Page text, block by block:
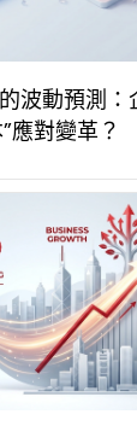
波動預測：
應對變革？